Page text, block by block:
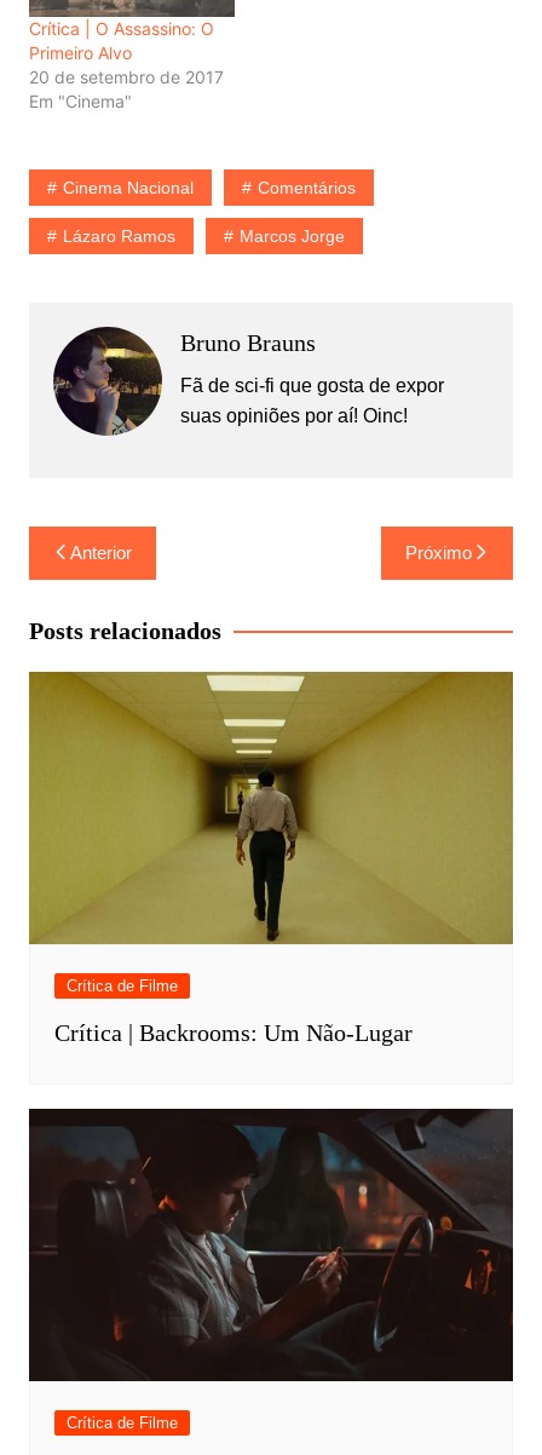
Crítica | O Assassino: O
Primeiro Alvo
20 de setembro de 2017
Em "Cinema"
Cinema Nacional Comentários
Lázaro Ramos Marcos Jorge
Bruno Brauns
Fã de sci-fi que gosta de expor
suas opiniões por aí! Oinc!
Navegação
de
Post
Anterior Próximo
Posts relacionados
Crítica de Filme
Crítica | Backrooms: Um Não-Lugar
Crítica de Filme